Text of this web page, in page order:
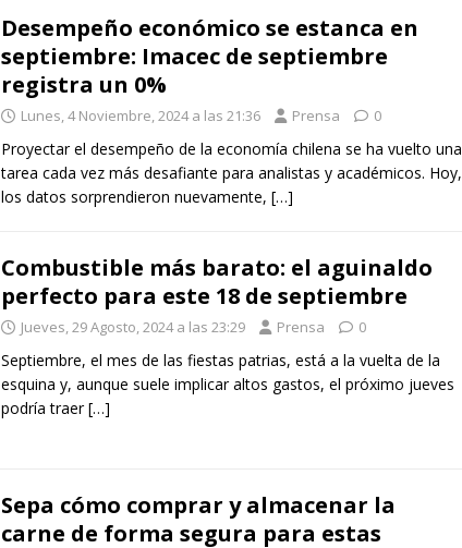
Desempeño económico se estanca en
septiembre: Imacec de septiembre
registra un 0%
Lunes, 4 Noviembre, 2024 a las 21:36 Prensa 0
Proyectar el desempeño de la economía chilena se ha vuelto una
tarea cada vez más desafiante para analistas y académicos. Hoy,
los datos sorprendieron nuevamente, […]
Combustible más barato: el aguinaldo
perfecto para este 18 de septiembre
Jueves, 29 Agosto, 2024 a las 23:29 Prensa 0
Septiembre, el mes de las fiestas patrias, está a la vuelta de la
esquina y, aunque suele implicar altos gastos, el próximo jueves
podría traer[…]
Sepa cómo comprar y almacenar la
carne de forma segura para estas